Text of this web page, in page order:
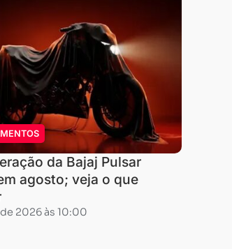
da Bajaj Pulsar
agosto; veja o que
2026 às 10:00